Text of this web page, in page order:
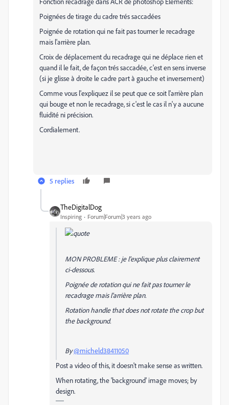
Poignées de tirage du cadre trés saccadées
Poignée de rotation qui ne fait pas tourner le recadrage
mais l'arrière plan.
Croix de déplacement du recadrage qui ne déplace rien et
quand il le fait, de façon trés saccadée, c'est en sens inverse
(si je glisse à droite le cadre part à gauche et inversement)
Comme vous l'expliquez il se peut que ce soit l'arrière plan
qui bouge et non le recadrage, si c'est le cas il n'y a aucune
fluidité ni précision.
Cordialement.
5 replies
TheDigitalDog
Inspiring Forum|Forum|3 years ago
MON PROBLEME : je l'explique plus clairement
ci-dessous.
Poignée de rotation qui ne fait pas tourner le
recadrage mais l'arrière plan.
Rotation handle that does not rotate the crop but
the background.
By@micheld38411050
Post a video of this, it doesn't make sense as written.
When rotating, the 'background' image moves; by
design.